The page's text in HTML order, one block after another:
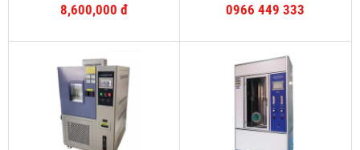
8,600,000 đ 0966 449 333